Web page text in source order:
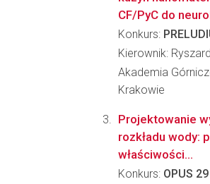
CF/PyC do
Konkurs:
Kierownik:
Akademia
Krakowie
Projektowanie
rozkładu wody:
właściwości...
Konkurs: OPUS 29